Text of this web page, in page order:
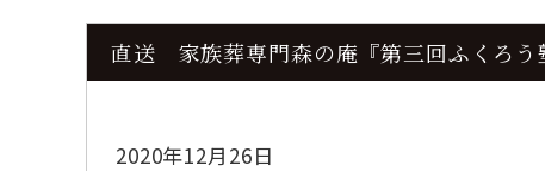
直送 家族葬専門森の庵『第三回ふくろう
2020年12月26日